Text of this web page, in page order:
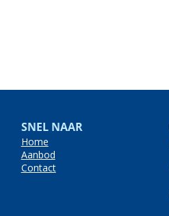
SNEL NAAR
Home
Aanbod
Contact